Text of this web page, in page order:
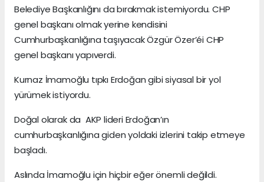
Belediye Başkanlığını da bırakmak istemiyordu. CHP
genel başkanı olmak yerine kendisini
Cumhurbaşkanlığına taşıyacak Özgür Özer’éi CHP
genel başkanı yapıverdi.
Kurnaz İmamoğlu tıpkı Erdoğan gibi siyasal bir yol
yürümek istiyordu.
Doğal olarak da AKP lideri Erdoğan’ın
cumhurbaşkanlığına giden yoldaki izlerini takip etmeye
başladı.
Aslında İmamoğlu için hiçbir eğer önemli değildi.